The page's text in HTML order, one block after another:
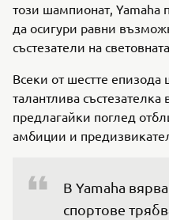
този шампионат, Yamaha
да осигури равни
състезатели на
Всеки от шестте
талантлива състезателка
предлагайки поглед
амбиции и
В Yamaha
спортове